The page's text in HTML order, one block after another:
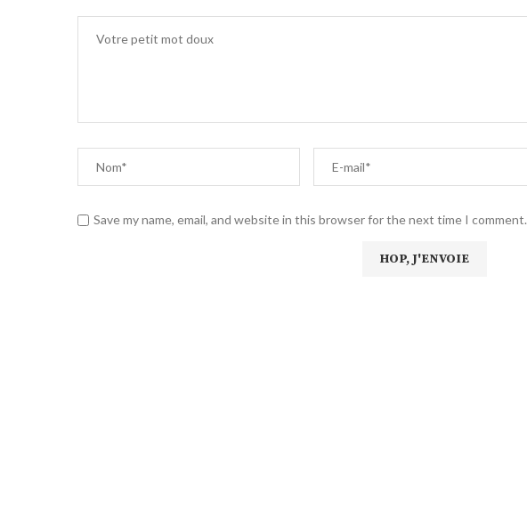
Save my name, email, and website in this browser for the next time I comment.